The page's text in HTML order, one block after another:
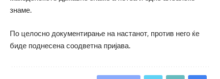
знаме.
По целосно документирање на настанот, против него ќе
биде поднесена соодветна пријава.